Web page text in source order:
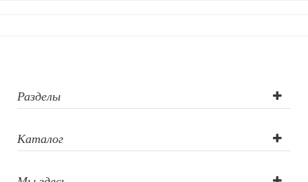
Домашний текстиль
Разделы
Каталог